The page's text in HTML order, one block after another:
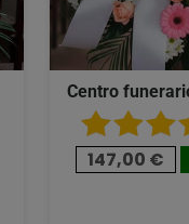
Centro
147,00 €